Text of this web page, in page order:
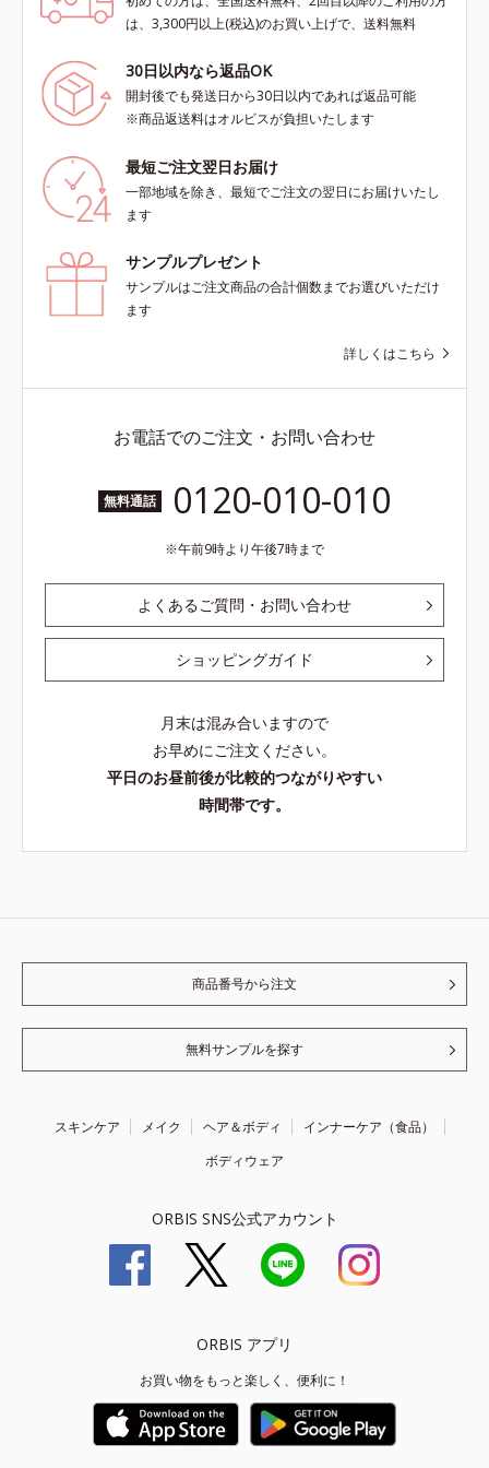
は、3,300円以上(税込)のお買い上げで、送料無料
30日以内なら返品OK
開封後でも発送日から30日以内であれば返品可能
※商品返送料はオルビスが負担いたします
最短ご注文翌日お届け
一部地域を除き、最短でご注文の翌日にお届けいたし
ます
サンプルプレゼント
サンプルはご注文商品の合計個数までお選びいただけ
ます
詳しくはこちら
お電話でのご注文・お問い合わせ
無料通話 0120-010-010
午前9時より午後7時まで
よくあるご質問・お問い合わせ
ショッピングガイド
月末は混み合いますので
お早めにご注文ください。
平日のお昼前後が比較的つながりやすい
時間帯です。
商品番号から注文
無料サンプルを探す
スキンケア メイク ヘア＆ボディ
インナーケア（食品）
ボディウェア
ORBIS SNS公式アカウント
ORBIS アプリ
お買い物をもっと楽しく、便利に！